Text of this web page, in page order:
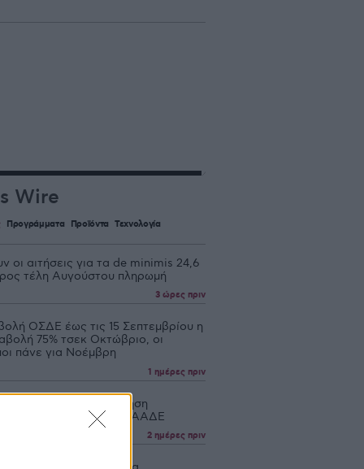
Wire
Προγράμματα Προϊόντα Τεχνολογία
οι αιτήσεις για τα de minimis 24,6
τέλη Αυγούστου πληρωμή
3 ώρες πριν
ΟΣΔΕ έως τις 15 Σεπτεμβρίου η
75% τσεκ Οκτώβριο, οι
πάνε για Νοέμβρη
1 ημέρες πριν
η νέα Ενιαία Αίτηση
τι λέει ανακοίνωση ΑΑΔΕ
2 ημέρες πριν